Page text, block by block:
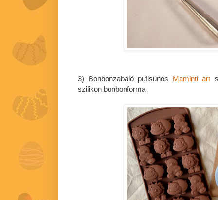
3) Bonbonzabáló pufisünös Maminti art
szilikon bonbonforma